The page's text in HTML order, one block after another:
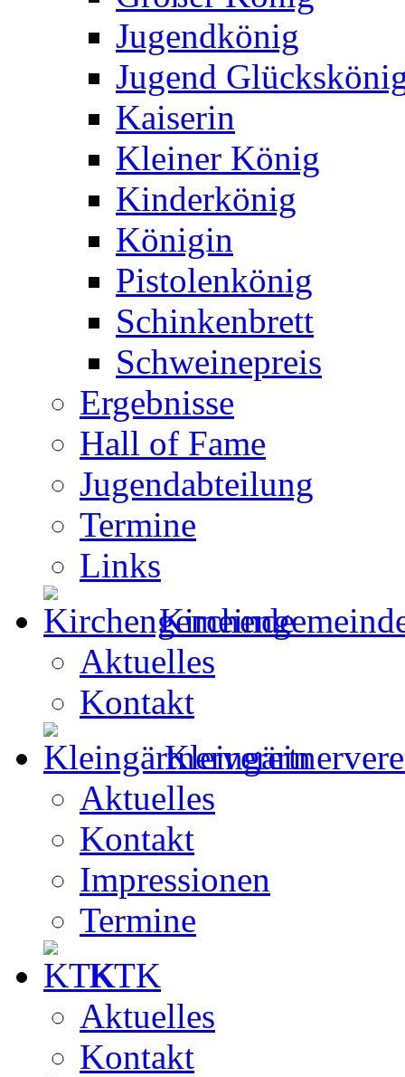
Jugendkönig
Jugend
Kaiserin
Kleiner König
Kinderkönig
Königin
Pistolenkönig
Schinkenbrett
Schweinepreis
Ergebnisse
Hall of Fame
Jugendabteilung
Termine
Links
Aktuelles
Kontakt
Aktuelles
Kontakt
Impressionen
Termine
KTK
Aktuelles
Kontakt